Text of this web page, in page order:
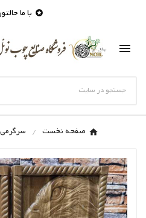
 با ما

صفحه نخست